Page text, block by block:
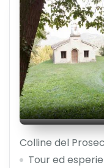
Colline del
Tour ed